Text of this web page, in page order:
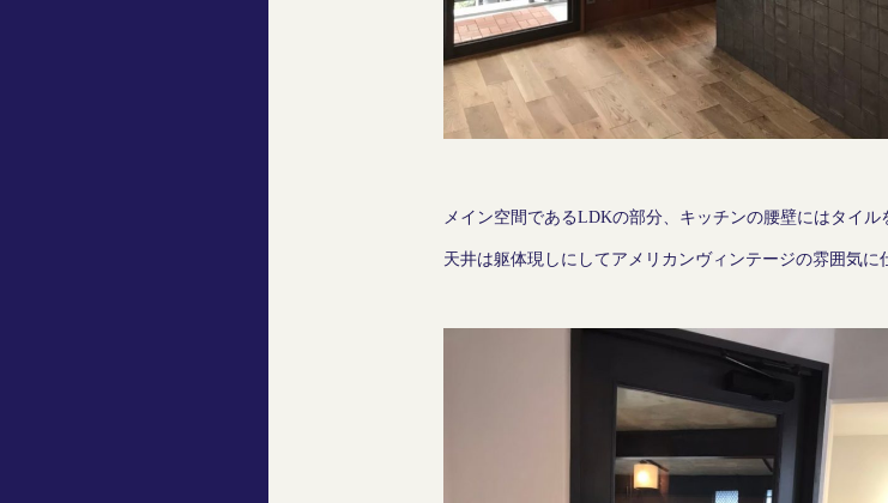
メイン空間であるLDKの部分、キッチンの腰壁にはタイル
天井は躯体現しにしてアメリカンヴィンテージの雰囲気に